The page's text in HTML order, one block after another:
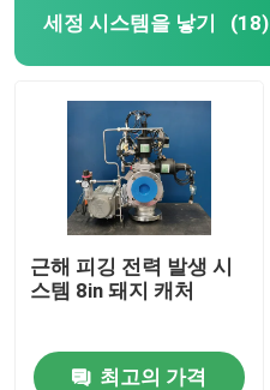
세정 시스템을 낳기 (18)
근해 피깅 전력 발생 시
스템 8in 돼지 캐처
최고의 가격